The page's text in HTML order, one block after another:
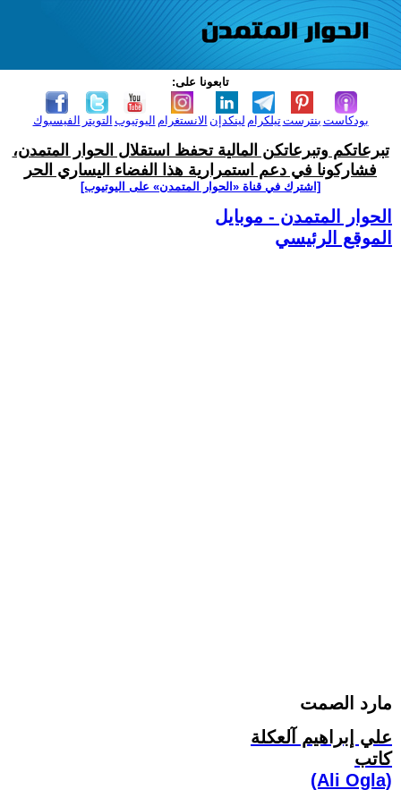
تابعونا على:
الفيسبوك التويتر اليوتيوب الانستغرام لينكدإن تيلكرامبنترست بودكاست
تبرعاتكم وتبرعاتكن المالية تحفظ استقلال الحوار المتمدن،
فشاركونا في دعم استمرارية هذا الفضاء اليساري الحر
[اشترك في قناة ‫«الحوار المتمدن» على اليوتيوب]
الحوار المتمدن - موبايل
الموقع الرئيسي
مارد الصمت
علي إبراهيم آلعكلة
كاتب
(Ali Ogla)